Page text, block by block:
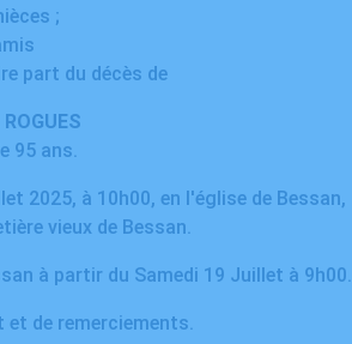
;
part du décès de
95 ans.
2025, à 10h00, en l'église de Bessan,
vieux de Bessan.
à partir du Samedi 19 Juillet à 9h00.
de remerciements.